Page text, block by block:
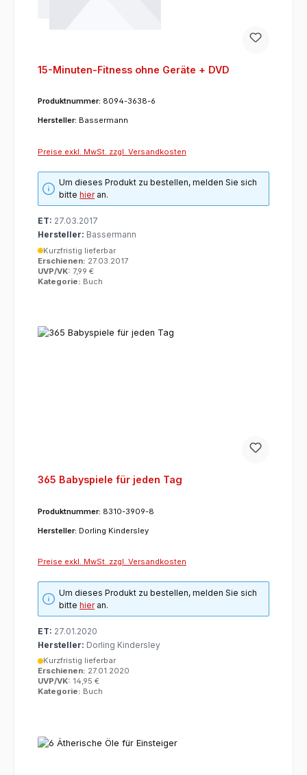
15-Minuten-Fitness ohne Geräte + DVD
Produktnummer: 8094-3638-6
Hersteller: Bassermann
Preise exkl. MwSt. zzgl. Versandkosten
Um dieses Produkt zu bestellen, melden Sie sich
bittehieran.
ET: 27.03.2017
Hersteller: Bassermann
Kurzfristig lieferbar
Erschienen: 27.03.2017
UVP/VK: 7,99 €
Kategorie: Buch
365 Babyspiele für jeden Tag
Produktnummer: 8310-3909-8
Hersteller: Dorling Kindersley
Preise exkl. MwSt. zzgl. Versandkosten
Um dieses Produkt zu bestellen, melden Sie sich
bittehieran.
ET: 27.01.2020
Hersteller: Dorling Kindersley
Kurzfristig lieferbar
Erschienen: 27.01.2020
UVP/VK: 14,95 €
Kategorie: Buch